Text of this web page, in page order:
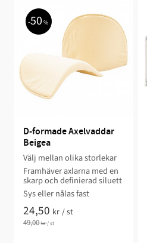
50 %
D-formade Axelvaddar
Beigea
Välj mellan olika storlekar
Framhäver axlarna med en
skarp och definierad siluett
Sys eller nålas fast
24,50 kr /st
49,00 kr /st